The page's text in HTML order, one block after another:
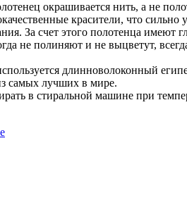
окрашивается нить, а не
красители, что сильно
За счет этого полотенца имеют
не полиняют и не выцветут,
длинноволоконный
самых лучших в мире.
в стиральной машине при